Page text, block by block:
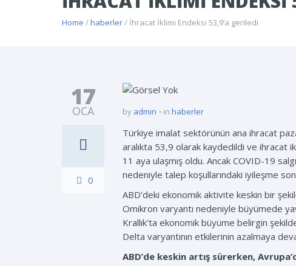
Home /haberler/ İhracat İklimi Endeksi 53,9’a geriledi
17
OCA
0
by admin in haberler
Türkiye imalat sektörünün ana ihracat
aralıkta 53,9 olarak kaydedildi ve ihracat
11 aya ulaşmış oldu. Ancak COVID-19
nedeniyle talep koşullarındaki iyileşme
ABD’deki ekonomik aktivite keskin bir
Omikron varyantı nedeniyle büyümede
Krallık’ta ekonomik büyüme belirgin
Delta varyantının etkilerinin azalmaya
ABD’de keskin artış sürerken,